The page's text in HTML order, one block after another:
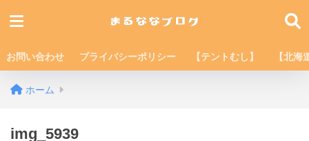
お問い合わせ プライバシーポリシー 【テントむし】 【北海
ホーム
img_5939